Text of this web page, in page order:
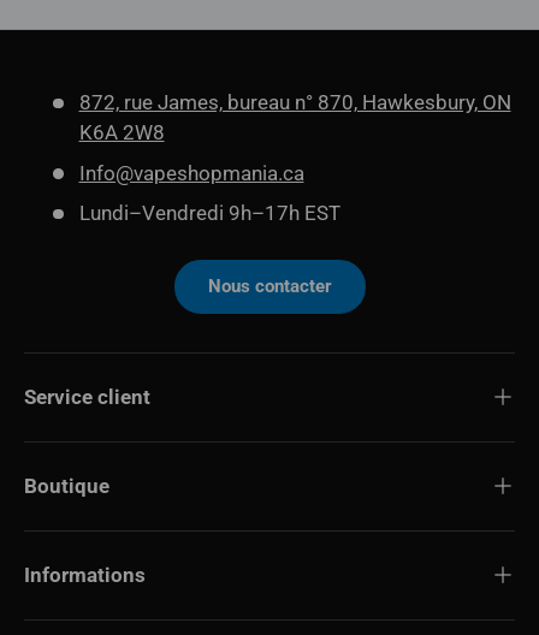
872, rue James, bureau n° 870, Hawkesbury, ON
K6A 2W8
Info@vapeshopmania.ca
Lundi–Vendredi 9h–17h EST
Nous contacter
Service client
Boutique
Informations